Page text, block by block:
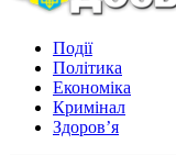
Події
Політика
Економіка
Кримінал
Здоров’я